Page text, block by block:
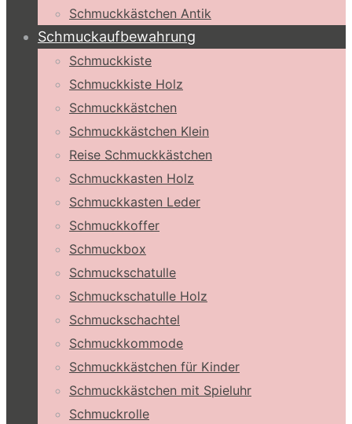
Schmuckkästchen Antik
Schmuckaufbewahrung
Schmuckkiste
Schmuckkiste Holz
Schmuckkästchen
Schmuckkästchen Klein
Reise Schmuckkästchen
Schmuckkasten Holz
Schmuckkasten Leder
Schmuckkoffer
Schmuckbox
Schmuckschatulle
Schmuckschatulle Holz
Schmuckschachtel
Schmuckkommode
Schmuckkästchen für Kinder
Schmuckkästchen mit Spieluhr
Schmuckrolle